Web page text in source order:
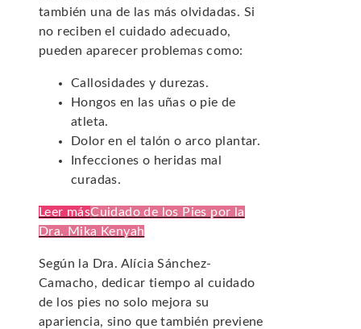
también una de las más olvidadas. Si
no reciben el cuidado adecuado,
pueden aparecer problemas como:
Callosidades y durezas.
Hongos en las uñas o pie de
atleta.
Dolor en el talón o arco plantar.
Infecciones o heridas mal
curadas.
Leer másCuidado de los Pies por la
Dra. Mika Kenyah
Según la Dra. Alícia Sánchez-
Camacho, dedicar tiempo al cuidado
de los pies no solo mejora su
apariencia, sino que también previene